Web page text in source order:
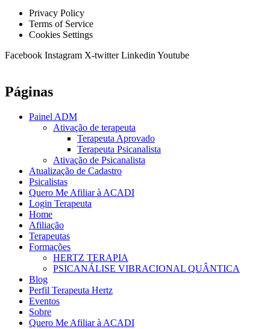
Privacy Policy
Terms of Service
Cookies Settings
Facebook Instagram X-twitter Linkedin Youtube
Páginas
Painel ADM
Ativação de terapeuta
Terapeuta Aprovado
Terapeuta Psicanalista
Ativação de Psicanalista
Atualização de Cadastro
Psicalistas
Quero Me Afiliar à ACADI
Login Terapeuta
Home
Afiliação
Terapeutas
Formações
HERTZ TERAPIA
PSICANÁLISE VIBRACIONAL QUÂNTICA
Blog
Perfil Terapeuta Hertz
Eventos
Sobre
Quero Me Afiliar à ACADI